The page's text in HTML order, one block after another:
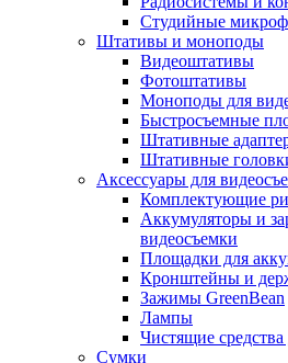
Студийные
Штативы и моноподы
Видеоштативы
Фотоштативы
Моноподы для
Быстросъемные
Штативные
Штативные
Аксессуары для
Комплектующие
Аккумуляторы и
видеосъемки
Площадки для
Кронштейны и
Зажимы GreenBean
Лампы
Чистящие
Сумки